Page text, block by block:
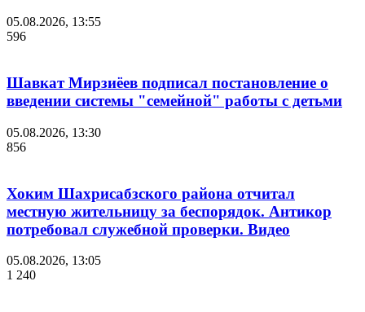
05.08.2026, 13:55
596
Шавкат Мирзиёев подписал постановление о
введении системы "семейной" работы с детьми
05.08.2026, 13:30
856
Хоким Шахрисабзского района отчитал
местную жительницу за беспорядок. Антикор
потребовал служебной проверки. Видео
05.08.2026, 13:05
1 240